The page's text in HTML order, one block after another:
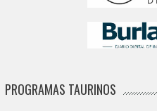
PROGRAMAS TAURINOS